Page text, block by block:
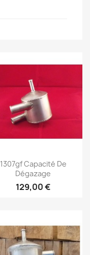
Vista rápida
1307gf Capacité De
Dégazage
129,00 €